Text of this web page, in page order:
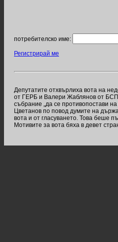
потребителско име:
Регистрирай ме
Депутатите отхвърлиха вота на
от ГЕРБ и Валери Жаблянов от
събрание „да се противопостави
Цветанов по повод думите на
вота и от гласуването. Това беше
Мотивите за вота бяха в девет